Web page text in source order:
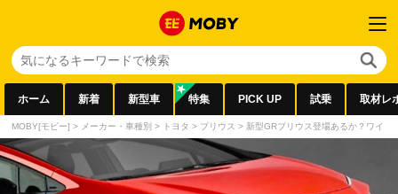
ホーム 新着 新型車 特集 PICK UP 試乗 取材レ
MOBY[モビー] > メーカー・車種別 > トヨタ > プリウス > 新型GRプリウス登場あるか？ワイ